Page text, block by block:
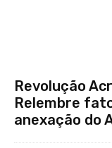
Revolução
Relembre
anexação do